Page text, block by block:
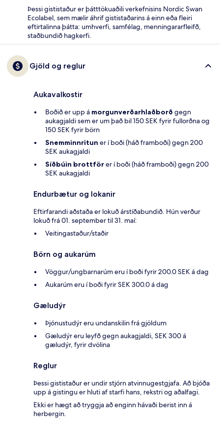
Þessi gististaður er þátttökuaðili verkefnisins Nordic Swan
Ecolabel, sem mælir áhrif gististaðarins á einn eða fleiri
eftirtalinna þátta: umhverfi, samfélag, menningararfleifð,
staðbundið hagkerfi.
Gjöld og reglur
Aukavalkostir
Boðið er upp á morgunverðarhlaðborð gegn
aukagjaldi sem er um það bil 150 SEK fyrir fullorðna og
150 SEK fyrir börn
Snemminnritun er í boði (háð framboði) gegn 200
SEK aukagjaldi
Síðbúin brottförer í boði (háð framboði) gegn 200
SEK aukagjaldi
Endurbætur og lokanir
Eftirfarandi aðstaða er lokuð árstíðabundið. Hún verður
lokuð frá 01. september til 31. maí:
Veitingastaður/staðir
Börn og aukarúm
Vöggur/ungbarnarúm eru í boði fyrir 200.0 SEK á dag
Aukarúm eru í boði fyrir SEK 300.0 á dag
Gæludýr
Þjónustudýr eru undanskilin frá gjöldum
Gæludýr eru leyfð gegn aukagjaldi, SEK 300 á
gæludýr, fyrir dvölina
Reglur
Þessi gististaður er undir stjórn atvinnugestgjafa. Að bjóða
upp á gistingu er hluti af starfi hans, rekstri og aðalfagi.
Ekki er hægt að tryggja að enginn hávaði berist inn á
herbergin.